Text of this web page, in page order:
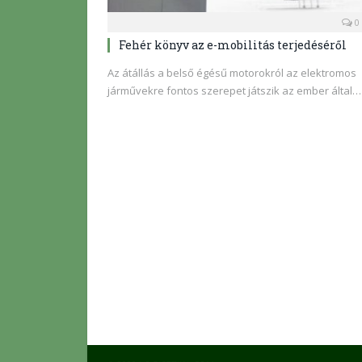
0
Fehér könyv az e-mobilitás terjedéséről
Az átállás a belső égésű motorokról az elektromos
járművekre fontos szerepet játszik az ember által…